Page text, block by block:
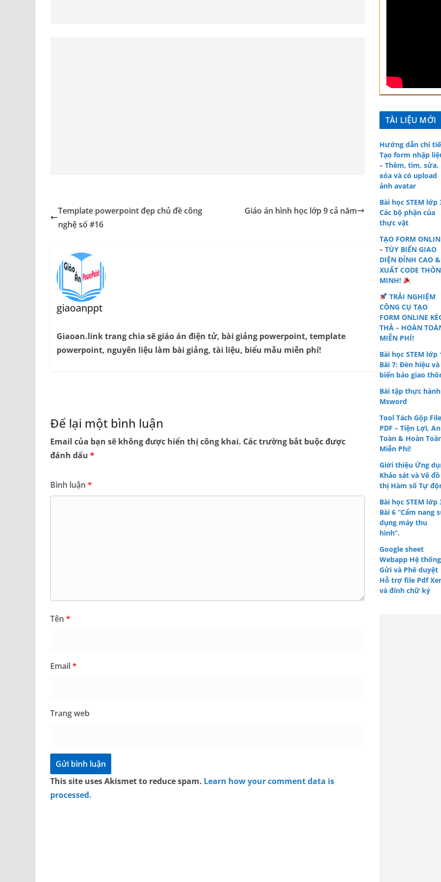
Template powerpoint đẹp chủ đề công
nghệ số #16
Giáo án hình học lớp 9 cả năm
giaoanppt
Giaoan.link trang chia sẽ giáo án điện tử, bài giảng powerpoint, template
powerpoint, nguyên liệu làm bài giảng, tài liệu, biểu mẫu miễn phí!
Để lại một bình luận
Email của bạn sẽ không được hiển thị công khai. Các trường bắt buộc được
đánh dấu *
Bình luận *
Tên *
Email*
Trang web
This site uses Akismet to reduce spam. Learn how your comment data is
processed.
TÀI LIỆU MỚI
Hướng dẫn chi
Tạo form nhập
– Thêm, tìm, sửa,
xóa và có upload
ảnh avatar
Bài học STEM lớp
Các bộ phận của
thực vật
TẠO FORM
– TÙY BIẾN GIAO
DIỆN ĐỈNH CAO &
XUẤT CODE
MINH!
TRẢI NGHIỆM
CÔNG CỤ TẠO
FORM ONLINE
THẢ – HOÀN
MIỄN PHÍ!
Bài học STEM lớp
Bài 7: Đèn hiệu và
biển báo giao
Bài tập thực hành
Msword
Tool Tách Gộp File
PDF – Tiện Lợi, An
Toàn & Hoàn
Miễn Phí!
Giới thiệu Ứng
Khảo sát và Vẽ đồ
thị Hàm số Tự
Bài học STEM lớp
Bài 6 “Cẩm nang
dụng máy thu
hình”.
Google sheet
Webapp Hệ thống
Gửi và Phê duyệt
Hỗ trợ file Pdf
và đính chữ ký